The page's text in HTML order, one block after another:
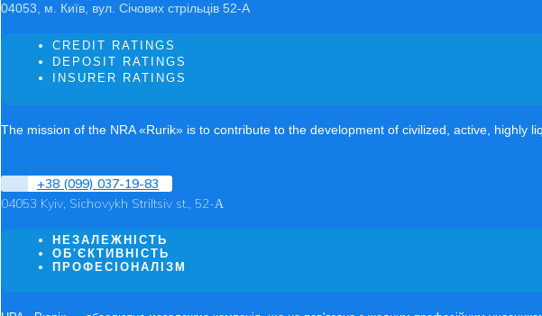
04053, м. Київ, вул. Січових стрільців 52-А
CREDIT RATINGS
DEPOSIT RATINGS
INSURER RATINGS
The mission of the NRA «Rurik» is to contribute to the development of civilized, active, highly
+38 (099) 037-19-83
04053 Kyiv, Sichovykh Striltsiv st., 52-А
НЕЗАЛЕЖНІСТЬ
ОБ'ЄКТИВНІСТЬ
ПРОФЕСІОНАЛІЗМ